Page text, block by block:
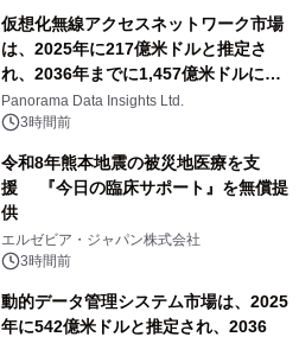
仮想化無線アクセスネットワーク市場
は、2025年に217億米ドルと推定さ
れ、2036年までに1,457億米ドルに達
すると予測されており、予測期間
（2026年～2036年）
Panorama Data Insights Ltd.
3時間前
令和8年熊本地震の被災地医療を支
援 『今日の臨床サポート』を無償提
供
エルゼビア・ジャパン株式会社
3時間前
動的データ管理システム市場は、2025
年に542億米ドルと推定され、2036